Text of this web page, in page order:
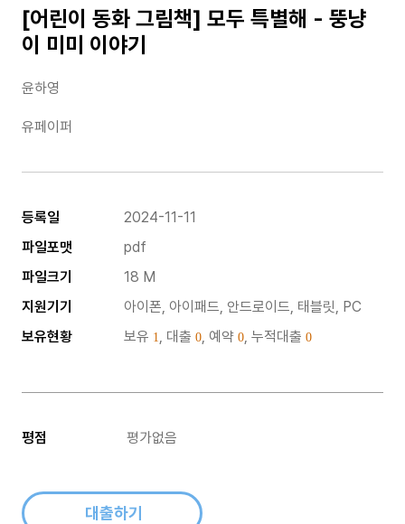
[어린이 동화 그림책] 모두 특별해 - 뚱냥
이 미미 이야기
윤하영
유페이퍼
등록일
2024-11-11
파일포맷
pdf
파일크기
18 M
지원기기
아이폰, 아이패드, 안드로이드, 태블릿, PC
보유현황
보유 1 , 대출 0 , 예약 0 , 누적대출 0
평점 평가없음
대출하기